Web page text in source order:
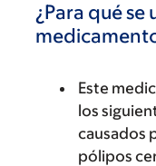
¿Para qué se
Este
los
causados
pólipos